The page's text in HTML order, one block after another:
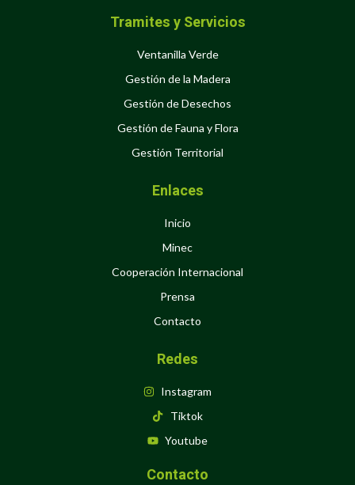
Tramites y Servicios
Ventanilla Verde
Gestión de la Madera
Gestión de Desechos
Gestión de Fauna y Flora
Gestión Territorial
Enlaces
Inicio
Minec
Cooperación Internacional
Prensa
Contacto
Redes
Instagram
Tiktok
Youtube
Contacto